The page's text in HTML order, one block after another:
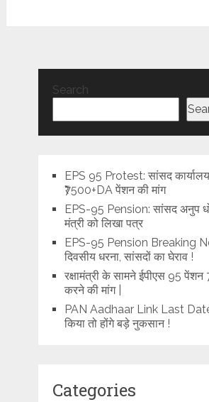
Search
EPS 95 Protest: सांसद कार्यालय
₹7500+DA पेंशन की मांग
EPS-95 Pension: सांसद अनुप
मंत्री को लिखा पत्र
EPS-95 Pension Breaking
दिवसीय धरना, सांसदों का घेराव !
रक्षामंत्री के सामने ईपीएस 95
करने की मांग |
PAN Aadhaar Link Last
किया तो होंगे बड़े नुकसान !
Categories